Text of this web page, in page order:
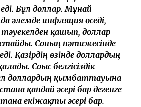
Бұл доллар. Мұнай
әлемде инфляция өседі,
қашып, доллар
Соның нәтижесінде
Қазірдің өзінде доллардың
Соғыс белгісіздік
доллардың қымбаттауына
қандай әсері бар дегенге
екіжақты әсері бар.